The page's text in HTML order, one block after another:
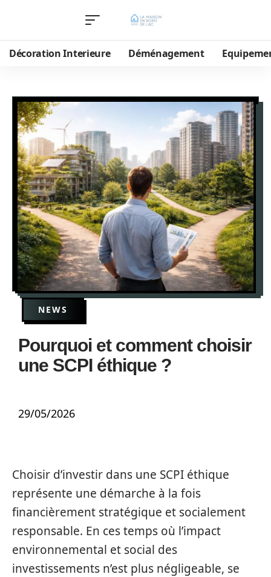
Décoration Interieure Déménagement
NEWS
Pourquoi et comment choisir
une SCPI éthique ?
29/05/2026
Choisir d’investir dans une SCPI éthique
représente une démarche à la fois
financièrement stratégique et socialement
responsable. En ces temps où l’impact
environnemental et social des
investissements n’est plus négligeable, se